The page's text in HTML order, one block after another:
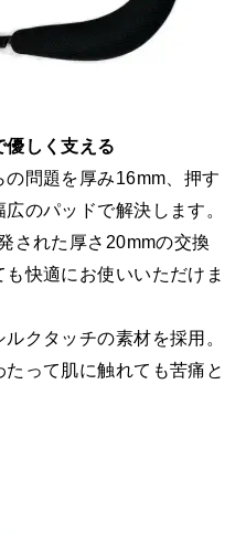
優しく支える
問題を厚み16mm、押す
のパッドで解決します。
された厚さ20mmの交換
快適にお使いいただけま
クタッチの素材を採用。
って肌に触れても苦痛と